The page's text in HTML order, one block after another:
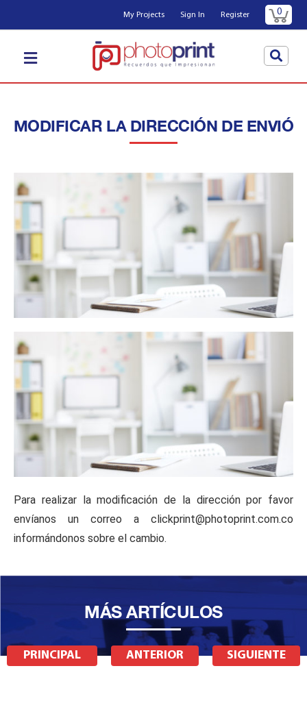
My Projects Sign In Register 0
MODIFICAR LA DIRECCIÓN DE ENVIÓ
Para realizar la modificación de la dirección por favor
envíanos un correo a clickprint@photoprint.com.co
informándonos sobre el cambio.
MÁS ARTÍCULOS
PRINCIPAL ANTERIOR SIGUIENTE